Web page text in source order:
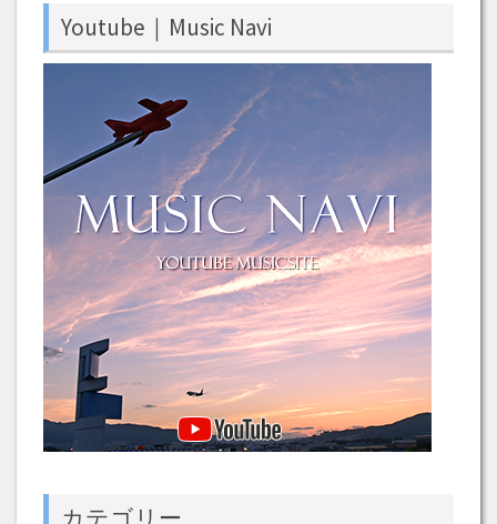
Youtube｜Music Navi
カテゴリー